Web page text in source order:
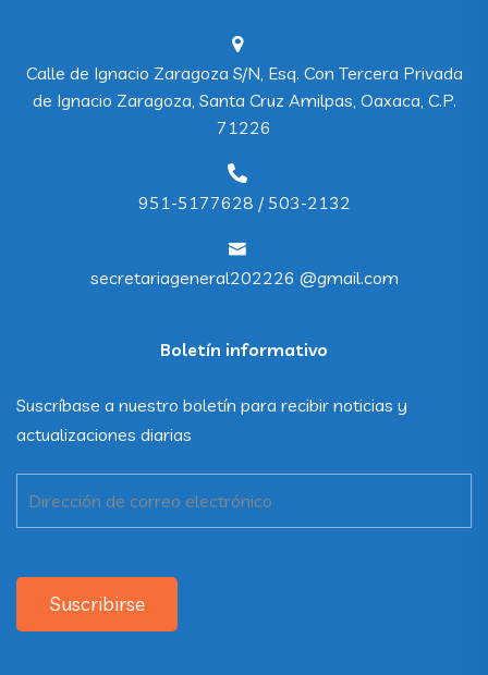
Calle de Ignacio Zaragoza S/N, Esq. Con Tercera Privada
de Ignacio Zaragoza, Santa Cruz Amilpas, Oaxaca, C.P.
71226
951-5177628 / 503-2132
secretariageneral202226 @gmail.com
Boletín informativo
Suscríbase a nuestro boletín para recibir noticias y
actualizaciones diarias
Suscribirse